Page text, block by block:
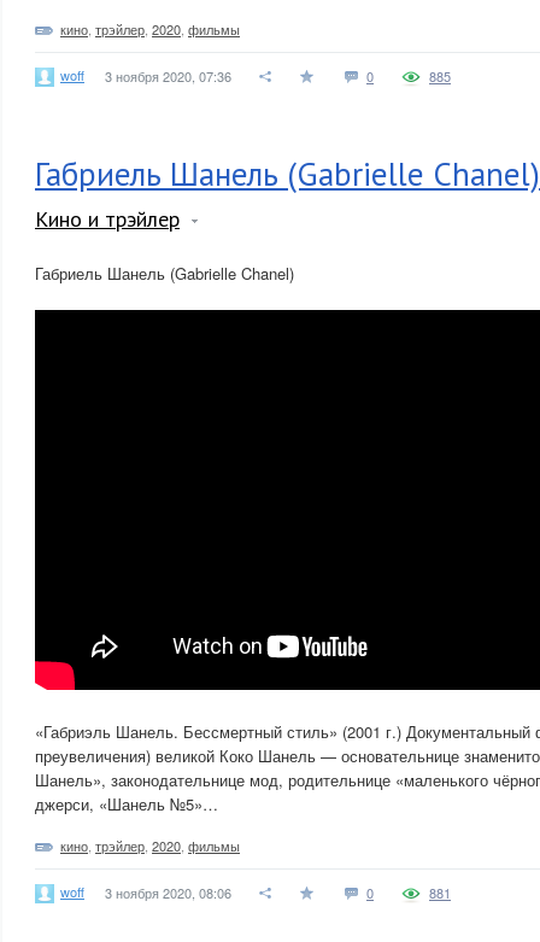
кино трэйлер 2020 фильмы
woff 3 ноября 2020, 07:36 0 885
Габриель Шанель (Gabrielle Chanel)
Кино и трэйлер
Габриель Шанель (Gabrielle Chanel)
«Габриэль Шанель. Бессмертный стиль» (2001 г.)
преувеличения) великой Коко Шанель — основательнице
Шанель», законодательнице мод, родительнице «маленького
джерси, «Шанель №5»…
кино трэйлер 2020 фильмы
woff 3 ноября 2020, 08:06 0 881